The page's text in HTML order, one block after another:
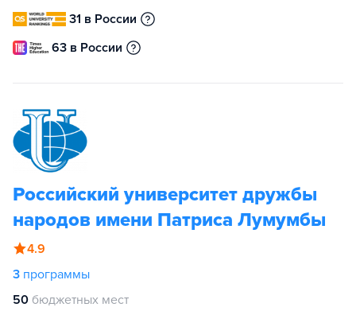
31 в России
63 в России
Российский университет дружбы
народов имени Патриса Лумумбы
4.9
3 программы
50 бюджетных мест